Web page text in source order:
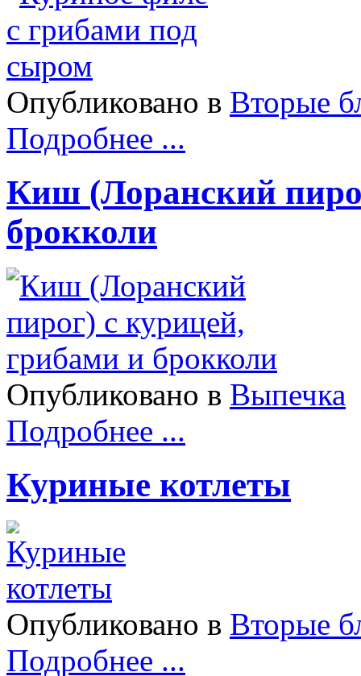
Опубликовано в Вторые
Подробнее ...
Киш (Лоранский
брокколи
Опубликовано в Выпечка
Подробнее ...
Куриные котлеты
Опубликовано в Вторые
Подробнее ...